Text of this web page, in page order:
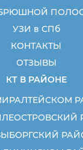
УЗИ в СПб
КОНТАКТЫ
ОТЗЫВЫ
КТ В РАЙОНЕ